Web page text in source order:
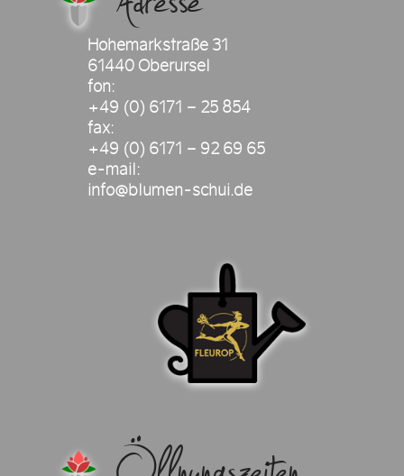
Hohemarkstraße 31
61440 Oberursel
fon:
+49 (0) 6171 – 25 854
fax:
+49 (0) 6171 – 92 69 65
e-mail:
info@blumen-schui.de